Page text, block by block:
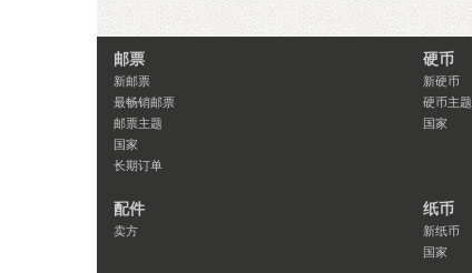
邮票
新邮票
最畅销邮票
邮票主题
国家
长期订单
硬币
新硬币
硬币主题
国家
配件
卖方
纸币
新纸币
国家